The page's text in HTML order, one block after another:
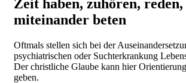
Zeit haben, zuhören, reden,
miteinander beten
Oftmals stellen sich bei der
psychiatrischen oder Suchterkrankung
Der christliche Glaube kann hier
geben.